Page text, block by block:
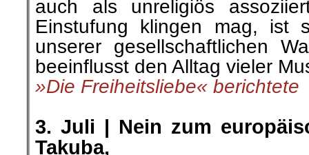
Mali, Tschad, Burkina Faso,
(der Gruppe namens G-5
»Arbeit Zukunft« berichtete
.
4. Juli | „Defend
und Frankfurt